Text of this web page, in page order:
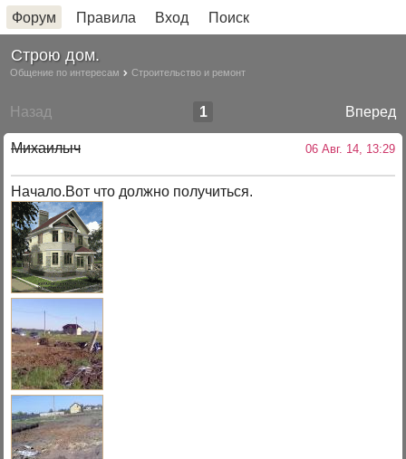
Форум Правила Вход Поиск
Строю дом.
Общение по интересам Строительство и ремонт
Назад Вперед
1
Михаилыч 06 Авг. 14, 13:29
Начало.Вот что должно получиться.